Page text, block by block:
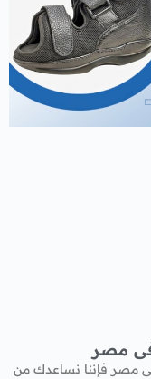
فى مصر
مصر فإننا نساعدك من